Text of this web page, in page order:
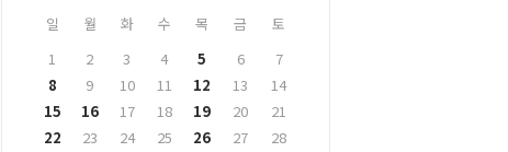
일 월 화 수 목 금
토
1
2 3 4 5 6
7
8
9 10 11 12 13
14
15
16 17 18 19 20
21
22
23 24 25 26 27
28